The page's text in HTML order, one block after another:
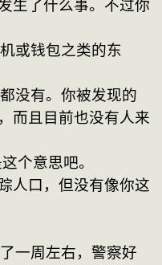
生了什么事。不过你
或钱包之类的东
没有。你被发现的
而且目前也没有人来
个意思吧。
人口，但没有像你这
一周左右，警察好